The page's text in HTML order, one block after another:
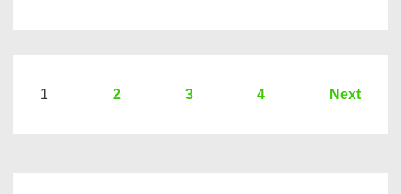
HierSeitennummerierung
1 2 3 4 Next